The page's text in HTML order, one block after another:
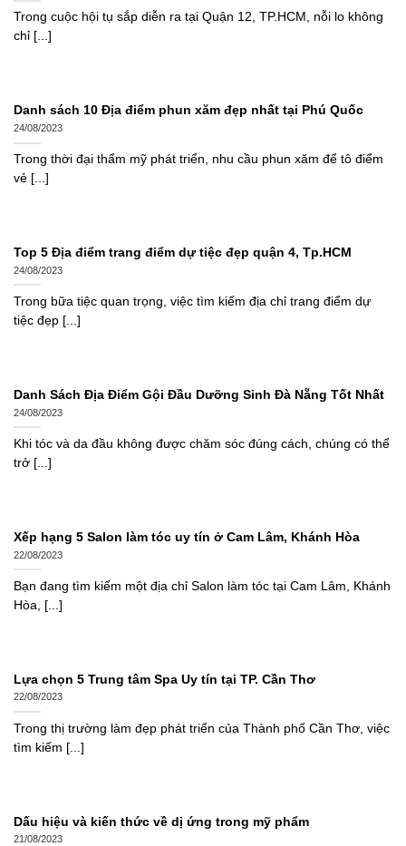
Trong cuộc hội tụ sắp diễn ra tại Quận 12, TP.HCM, nỗi lo không
chỉ [...]
Danh sách 10 Địa điểm phun xăm đẹp nhất tại Phú Quốc
24/08/2023
Trong thời đại thẩm mỹ phát triển, nhu cầu phun xăm để tô điểm
vẻ [...]
Top 5 Địa điểm trang điểm dự tiệc đẹp quận 4, Tp.HCM
24/08/2023
Trong bữa tiệc quan trọng, việc tìm kiếm địa chỉ trang điểm dự
tiệc đẹp [...]
Danh Sách Địa Điểm Gội Đầu Dưỡng Sinh Đà Nẵng Tốt Nhất
24/08/2023
Khi tóc và da đầu không được chăm sóc đúng cách, chúng có thể
trở [...]
Xếp hạng 5 Salon làm tóc uy tín ở Cam Lâm, Khánh Hòa
22/08/2023
Bạn đang tìm kiếm một địa chỉ Salon làm tóc tại Cam Lâm, Khánh
Hòa, [...]
Lựa chọn 5 Trung tâm Spa Uy tín tại TP. Cần Thơ
22/08/2023
Trong thị trường làm đẹp phát triển của Thành phố Cần Thơ, việc
tìm kiếm [...]
Dấu hiệu và kiến thức về dị ứng trong mỹ phẩm
21/08/2023